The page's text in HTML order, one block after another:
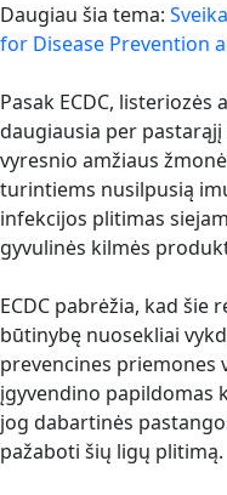
Daugiau šia tema:
for Disease Prevention
Pasak ECDC,
daugiausia per
vyresnio amžiaus
turintiems nusilpusią
infekcijos plitimas
gyvulinės kilmės
ECDC pabrėžia, kad
būtinybę nuosekliai
prevencines priemones
įgyvendino papildomas
jog dabartinės
pažaboti šių ligų plitimą.